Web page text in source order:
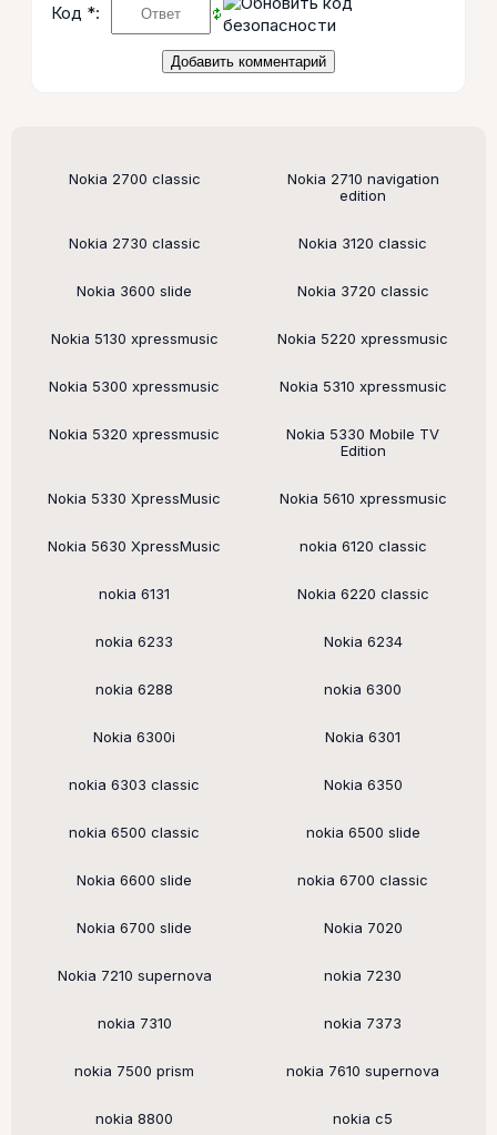
Код *:
Поддерживаемые модели
Nokia 2700 classic
Nokia 2710 navigation
edition
Nokia 2730 classic Nokia 3120 classic
Nokia 3600 slide Nokia 3720 classic
Nokia 5130 xpressmusic Nokia 5220 xpressmusic
Nokia 5300 xpressmusic Nokia 5310 xpressmusic
Nokia 5320 xpressmusic
Nokia 5330 Mobile TV
Edition
Nokia 5330 XpressMusic Nokia 5610 xpressmusic
Nokia 5630 XpressMusic nokia 6120 classic
nokia 6131 Nokia 6220 classic
nokia 6233 Nokia 6234
nokia 6288 nokia 6300
Nokia 6300i Nokia 6301
nokia 6303 classic Nokia 6350
nokia 6500 classic nokia 6500 slide
Nokia 6600 slide nokia 6700 classic
Nokia 6700 slide Nokia 7020
Nokia 7210 supernova nokia 7230
nokia 7310 nokia 7373
nokia 7500 prism nokia 7610 supernova
nokia 8800 nokia c5